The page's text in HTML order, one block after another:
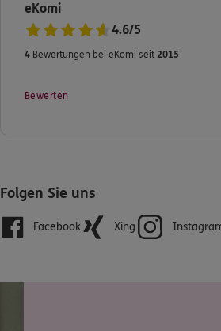
eKomi
4.6/5
4Bewertungen bei eKomi seit 2015
Bewerten
Folgen Sie uns
Facebook Xing